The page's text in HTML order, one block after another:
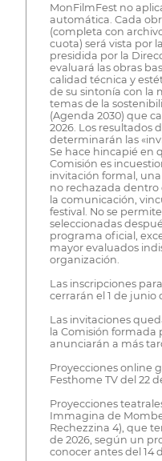
MonFilmFest no
automática. Cada
(completa con
cuota) será vista por
presidida por la
evaluará las obras
calidad técnica y
de su sintonía con la
temas de la
(Agenda 2030) que
2026. Los resultados
determinarán las
Se hace hincapié en
Comisión es
invitación formal,
no rechazada dentro
la comunicación,
festival. No se
seleccionadas
programa oficial,
mayor evaluados
organización.
Las inscripciones
cerrarán el 1 de junio
Las invitaciones
la Comisión formada
anunciarán a más
Proyecciones online
Festhome TV del 22
Proyecciones
Immagina de
Rechezzina 4), que
de 2026, según un
conocer antes del 14